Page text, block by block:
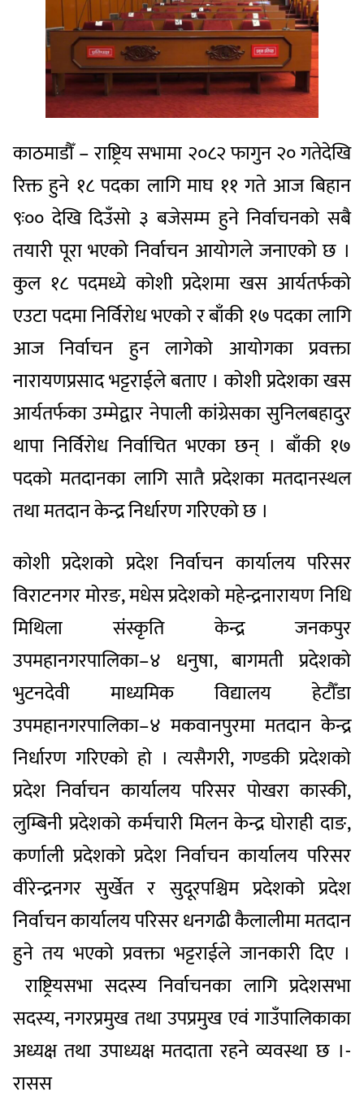
काठमाडौँ – राष्ट्रिय सभामा २०८२ फागुन २० गतेदेखि
रिक्त हुने १८ पदका लागि माघ ११ गते आज बिहान
९ः०० देखि दिउँसो ३ बजेसम्म हुने निर्वाचनको सबै
तयारी पूरा भएको निर्वाचन आयोगले जनाएको छ ।
कुल १८ पदमध्ये कोशी प्रदेशमा खस आर्यतर्फको
एउटा पदमा निर्विरोध भएको र बाँकी १७ पदका लागि
आज निर्वाचन हुन लागेको आयोगका प्रवक्ता
नारायणप्रसाद भट्टराईले बताए । कोशी प्रदेशका खस
आर्यतर्फका उम्मेद्वार नेपाली कांग्रेसका सुनिलबहादुर
थापा निर्विरोध निर्वाचित भएका छन् । बाँकी १७
पदको मतदानका लागि सातै प्रदेशका मतदानस्थल
तथा मतदान केन्द्र निर्धारण गरिएको छ ।
कोशी प्रदेशको प्रदेश निर्वाचन कार्यालय परिसर
विराटनगर मोरङ, मधेस प्रदेशको महेन्द्रनारायण निधि
मिथिला संस्कृति केन्द्र जनकपुर
उपमहानगरपालिका–४ धनुषा, बागमती प्रदेशको
भुटनदेवी माध्यमिक विद्यालय हेटौँडा
उपमहानगरपालिका–४ मकवानपुरमा मतदान केन्द्र
निर्धारण गरिएको हो । त्यसैगरी, गण्डकी प्रदेशको
प्रदेश निर्वाचन कार्यालय परिसर पोखरा कास्की,
लुम्बिनी प्रदेशको कर्मचारी मिलन केन्द्र घोराही दाङ,
कर्णाली प्रदेशको प्रदेश निर्वाचन कार्यालय परिसर
वीरेन्द्रनगर सुर्खेत र सुदूरपश्चिम प्रदेशको प्रदेश
निर्वाचन कार्यालय परिसर धनगढी कैलालीमा मतदान
हुने तय भएको प्रवक्ता भट्टराईले जानकारी दिए ।
राष्ट्रियसभा सदस्य निर्वाचनका लागि प्रदेशसभा
सदस्य, नगरप्रमुख तथा उपप्रमुख एवं गाउँपालिकाका
अध्यक्ष तथा उपाध्यक्ष मतदाता रहने व्यवस्था छ ।-
रासस